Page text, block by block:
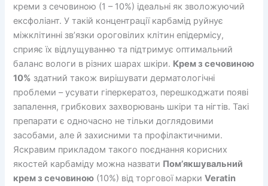
креми з сечовиною (1 – 10%) ідеальні як зволожуючий
ексфоліант. У такій концентрації карбамід руйнує
міжклітинні зв’язки ороговілих клітин епідермісу,
сприяє їх відлущуванню та підтримує оптимальний
баланс вологи в різних шарах шкіри. Крем з сечовиною
10% здатний також вирішувати дерматологічні
проблеми – усувати гіперкератоз, перешкоджати появі
запалення, грибкових захворювань шкіри та нігтів. Такі
препарати є одночасно не тільки доглядовими
засобами, але й захисними та профілактичними.
Яскравим прикладом такого поєднання корисних
якостей карбаміду можна назвати Пом’якшувальний
крем з сечовиною (10%) від торгової маркиVeratin